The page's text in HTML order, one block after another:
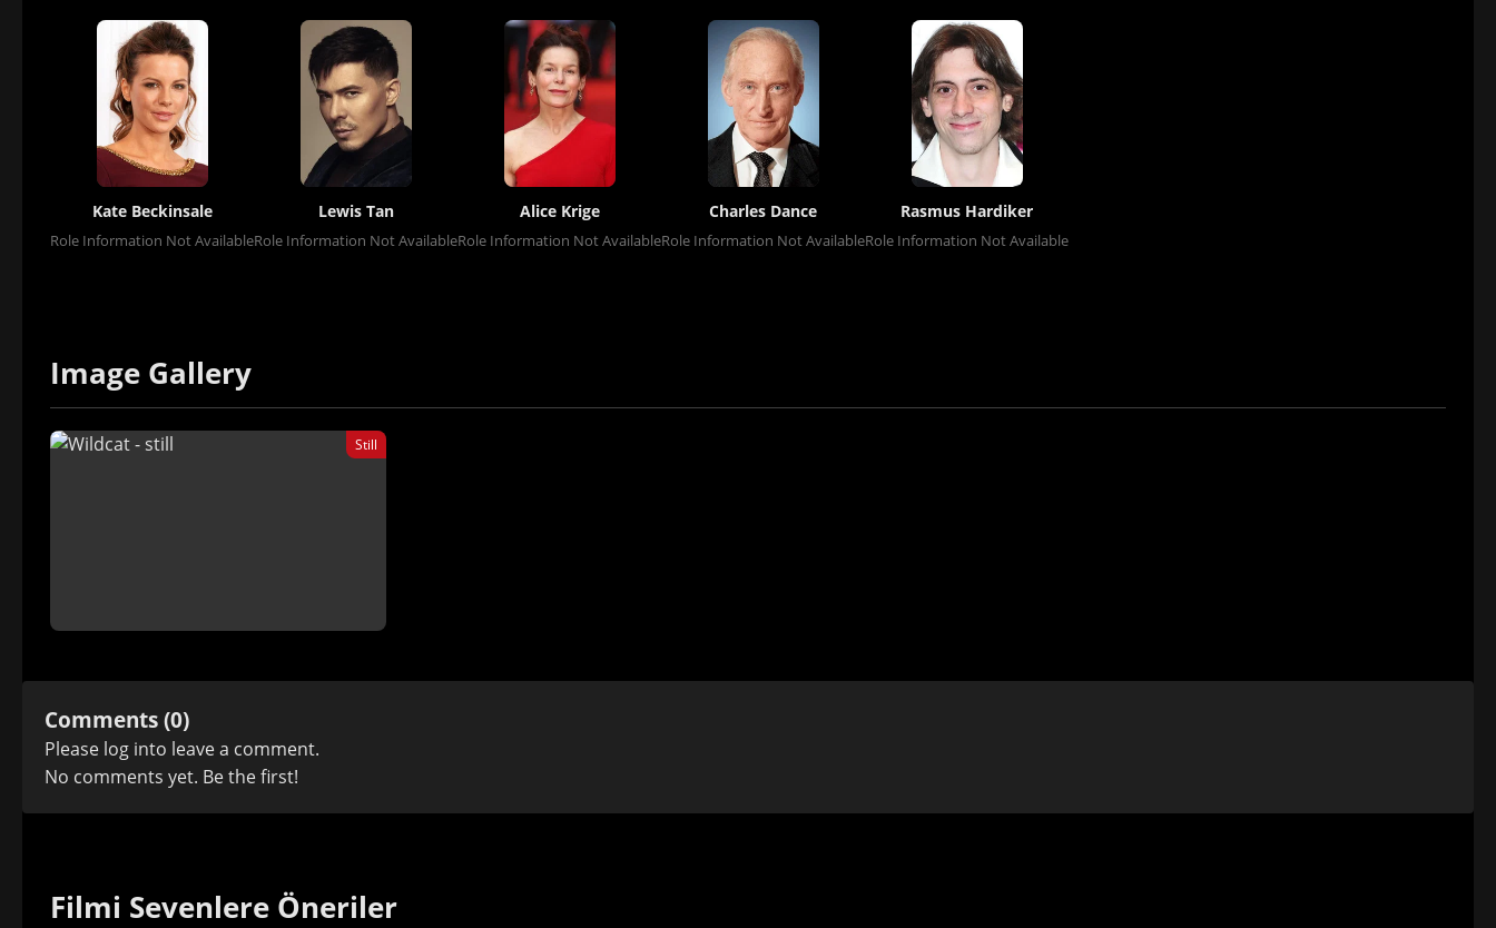
Kate Beckinsale
Role Information Not Available
Lewis Tan
Role Information Not Available
Alice Krige
Role Information Not Available
Charles Dance
Role Information Not Available
Rasmus Hardiker
Role Information Not Available
Image Gallery
Still
Comments (0)
Please log into leave a comment.
No comments yet. Be the first!
Filmi Sevenlere Öneriler